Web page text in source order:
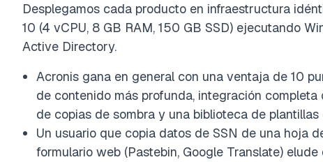
Desplegamos cada producto en infraestructura
10 (4 vCPU, 8 GB RAM, 150 GB SSD) ejecutando
Active Directory.
Acronis gana en general con una ventaja de 10
de contenido más profunda, integración
de copias de sombra y una biblioteca de
Un usuario que copia datos de SSN de una hoja
formulario web (Pastebin, Google Translate)